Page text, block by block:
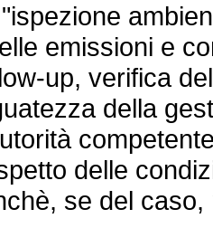
emissioni e
up, verifica
della
delle
se del